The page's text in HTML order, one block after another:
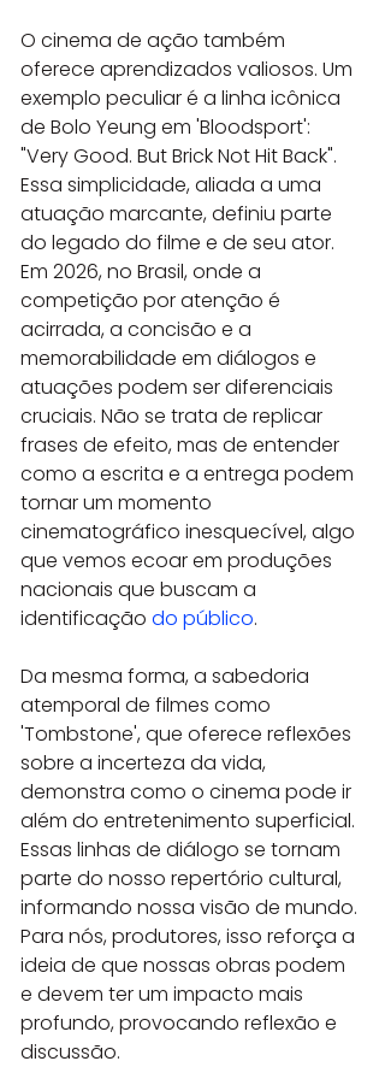
O cinema de ação também
oferece aprendizados valiosos. Um
exemplo peculiar é a linha icônica
de Bolo Yeung em 'Bloodsport':
"Very Good. But Brick Not Hit Back".
Essa simplicidade, aliada a uma
atuação marcante, definiu parte
do legado do filme e de seu ator.
Em 2026, no Brasil, onde a
competição por atenção é
acirrada, a concisão e a
memorabilidade em diálogos e
atuações podem ser diferenciais
cruciais. Não se trata de replicar
frases de efeito, mas de entender
como a escrita e a entrega podem
tornar um momento
cinematográfico inesquecível, algo
que vemos ecoar em produções
nacionais que buscam a
identificação do público.
Da mesma forma, a sabedoria
atemporal de filmes como
'Tombstone', que oferece reflexões
sobre a incerteza da vida,
demonstra como o cinema pode ir
além do entretenimento superficial.
Essas linhas de diálogo se tornam
parte do nosso repertório cultural,
informando nossa visão de mundo.
Para nós, produtores, isso reforça a
ideia de que nossas obras podem
e devem ter um impacto mais
profundo, provocando reflexão e
discussão.